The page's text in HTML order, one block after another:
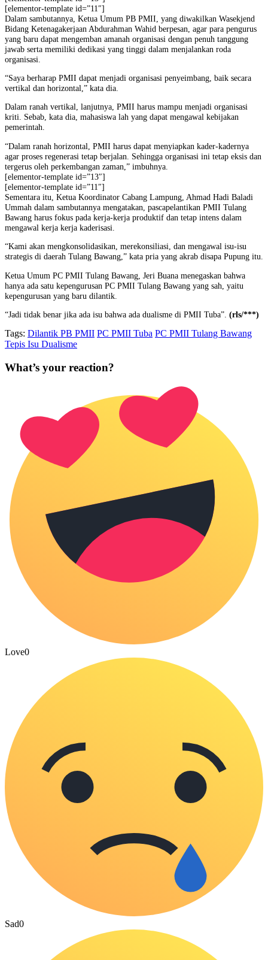
[elementor-template id=”11″]
Dalam sambutannya, Ketua Umum PB PMII, yang diwakilkan Wasekjend
Bidang Ketenagakerjaan Abdurahman Wahid berpesan, agar para pengurus
yang baru dapat mengemban amanah organisasi dengan penuh tanggung
jawab serta memiliki dedikasi yang tinggi dalam menjalankan roda
organisasi.
“Saya berharap PMII dapat menjadi organisasi penyeimbang, baik secara
vertikal dan horizontal,” kata dia.
Dalam ranah vertikal, lanjutnya, PMII harus mampu menjadi organisasi
kriti. Sebab, kata dia, mahasiswa lah yang dapat mengawal kebijakan
pemerintah.
“Dalam ranah horizontal, PMII harus dapat menyiapkan kader-kadernya
agar proses regenerasi tetap berjalan. Sehingga organisasi ini tetap eksis dan
tergerus oleh perkembangan zaman,” imbuhnya.
[elementor-template id=”13″]
[elementor-template id=”11″]
Sementara itu, Ketua Koordinator Cabang Lampung, Ahmad Hadi Baladi
Ummah dalam sambutannya mengatakan, pascapelantikan PMII Tulang
Bawang harus fokus pada kerja-kerja produktif dan tetap intens dalam
mengawal kerja kerja kaderisasi.
“Kami akan mengkonsolidasikan, merekonsiliasi, dan mengawal isu-isu
strategis di daerah Tulang Bawang,” kata pria yang akrab disapa Pupung itu.
Ketua Umum PC PMII Tulang Bawang, Jeri Buana menegaskan bahwa
hanya ada satu kepengurusan PC PMII Tulang Bawang yang sah, yaitu
kepengurusan yang baru dilantik.
“Jadi tidak benar jika ada isu bahwa ada dualisme di PMII Tuba”. (rls/***)
Tags: Dilantik PB PMII PC PMII Tuba PC PMII Tulang Bawang
Tepis Isu Dualisme
What’s your reaction?
Love0
Sad0